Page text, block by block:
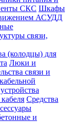
СКС Шкафы
АСУДД
связи,
(колодцы) для
Люки и
связи и
Средства
и